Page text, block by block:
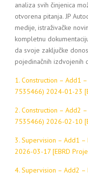
analiza svih činjenica
otvorena pitanja. JP
medije, istraživačke
kompletnu
da svoje zaključke
pojedinačnih izdvojenih
1. Construction – Add1 –
7535466) 2024-01-23
2. Construction – Add2 –
7535466) 2026-02-10
3. Supervision – Add1 –
2026-03-17 [EBRD
4. Supervision – Add2 –